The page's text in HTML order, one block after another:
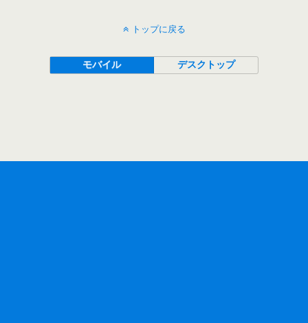
トップに戻る
モバイル デスクトップ